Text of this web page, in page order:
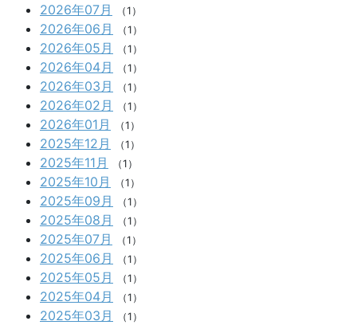
2026年07月 （1）
2026年06月 （1）
2026年05月 （1）
2026年04月 （1）
2026年03月 （1）
2026年02月 （1）
2026年01月 （1）
2025年12月 （1）
2025年11月 （1）
2025年10月 （1）
2025年09月 （1）
2025年08月 （1）
2025年07月 （1）
2025年06月 （1）
2025年05月 （1）
2025年04月 （1）
2025年03月 （1）